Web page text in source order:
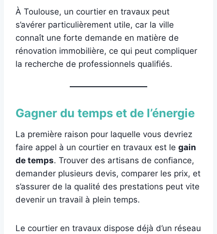
À Toulouse, un courtier en travaux peut
s’avérer particulièrement utile, car la ville
connaît une forte demande en matière de
rénovation immobilière, ce qui peut compliquer
la recherche de professionnels qualifiés.
Gagner du temps et de l’énergie
La première raison pour laquelle vous devriez
faire appel à un courtier en travaux est le gain
de temps. Trouver des artisans de confiance,
demander plusieurs devis, comparer les prix, et
s’assurer de la qualité des prestations peut vite
devenir un travail à plein temps.
Le courtier en travaux dispose déjà d’un réseau